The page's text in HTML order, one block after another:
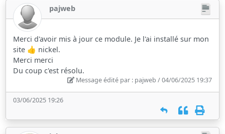
pajweb
Merci d'avoir mis à jour ce module. Je l'ai installé sur mon
site 👍 nickel.
Merci merci
Du coup c'est résolu.
Message édité par : pajweb / 04/06/2025 19:37
03/06/2025 19:26